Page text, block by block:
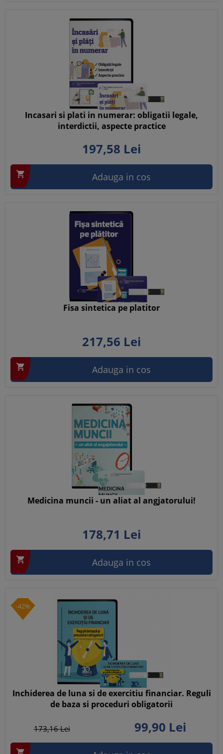
Incasari si plati in numerar: obligatii legale,
interdictii, aspecte practice
197,58 Lei
 Adauga in cos
Fisa sintetica pe platitor
217,56 Lei
 Adauga in cos
Medicina muncii - un aliat al angjatorului!
178,71 Lei
 Adauga in cos
-42%
Inchiderea de luna si de exercitiu financiar. Reguli
de baza si proceduri obligatorii
173,16Lei 99,90 Lei